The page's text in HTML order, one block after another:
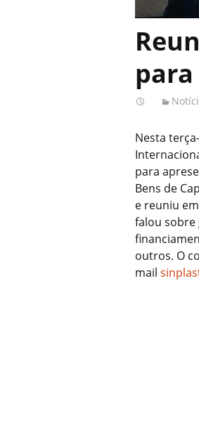
Nesta
para
Bens de
e reuniu
falou sobre
outros. O
mail